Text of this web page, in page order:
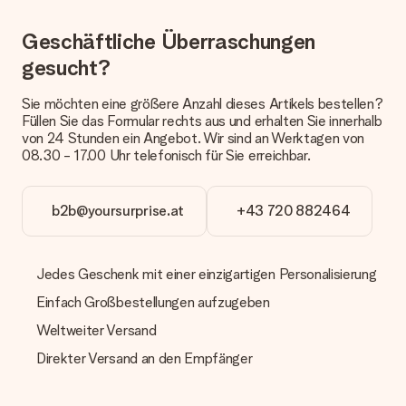
Welche Lieferoptionen stehen zur Verfügung?
Derzeit können wir (noch) keine verschiedenen Lieferoptionen
anbieten. Das Geschenk, das bestellt wird, wird als Paket oder
oder Päckchen geliefert wird, kontaktiere bitte unseren
Kundenservice.
Zahlung
Wie kann ich meine Bestellung bezahlen?
Wir bieten die folgenden Zahlungsoptionen an: Vorauskasse
mit normaler Überweisung, Sofortüberweisung, Paypal,
Kreditkarte oder auf Rechnung über Klarna. Bei einer
Geschenks jedoch um 3 Werktage.
Geschenk empfangen
Was, wenn das Geschenk meine Erwartungen nicht
erfüllt?
Geschäftliche Überraschungen
gesucht?
Sie möchten eine größere Anzahl dieses Artikels bestellen?
Füllen Sie das Formular rechts aus und erhalten Sie innerhalb
von 24 Stunden ein Angebot. Wir sind an Werktagen von
08.30 - 17.00 Uhr telefonisch für Sie erreichbar.
b2b@yoursurprise.at +43 720 882464
Jedes Geschenk mit einer einzigartigen Personalisierung
Einfach Großbestellungen aufzugeben
Weltweiter Versand
Direkter Versand an den Empfänger